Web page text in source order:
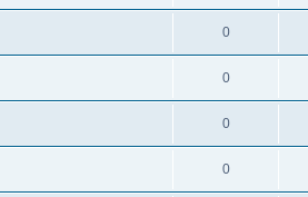
0
0
0
0